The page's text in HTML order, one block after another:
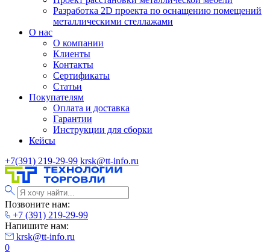
Разработка 2D проекта по оснащению помещений
металлическими стеллажами
О нас
О компании
Клиенты
Контакты
Сертификаты
Статьи
Покупателям
Оплата и доставка
Гарантии
Инструкции для сборки
Кейсы
+7(391) 219-29-99 krsk@tt-info.ru
Позвоните нам:
+7 (391) 219-29-99
Напишите нам:
krsk@tt-info.ru
0